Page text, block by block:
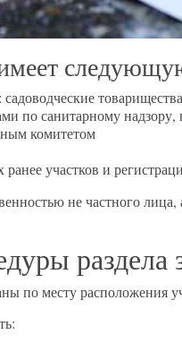
по санитарному
комитетом
участков и
не частного лица,
раздела
по месту расположения